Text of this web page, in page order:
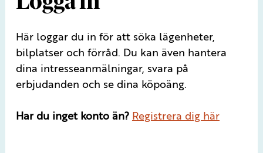
Här loggar du in för att söka lägenheter,
bilplatser och förråd. Du kan även hantera
dina intresseanmälningar, svara på
erbjudanden och se dina köpoäng.
Har du inget konto än? Registrera dig här